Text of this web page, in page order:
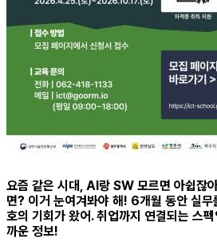
요즘 같은 시대, AI랑 SW 모르면 아쉽잖
면? 이거 눈여겨봐야 해! 6개월 동안 실무
호의 기회가 왔어. 취업까지 연결되는 스
까운 정보!